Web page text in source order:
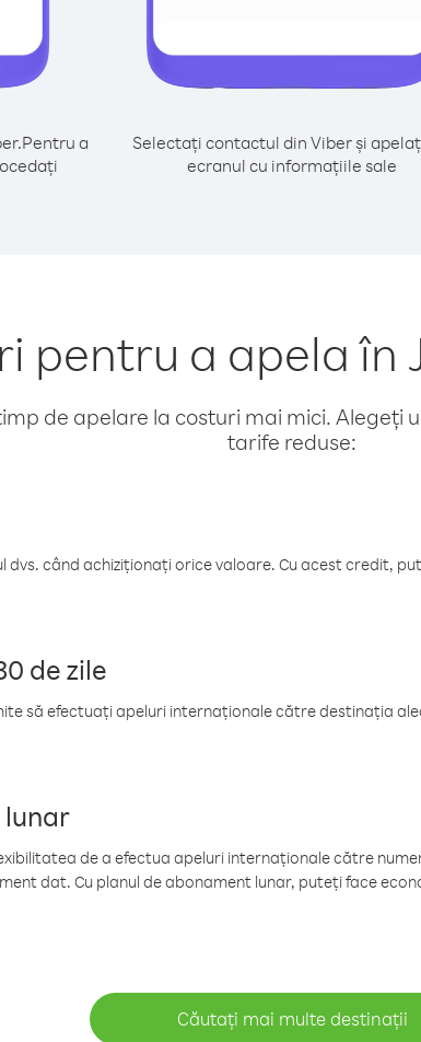
Pentru a
Selectați contactul din Viber și
ecranul cu informațiile sale
pentru a apela în
de apelare la costuri mai mici. Alegeți
tarife reduse:
dvs. când achiziționați orice valoare. Cu acest credit,
de zile
să efectuați apeluri internaționale către destinația
lunar
de a efectua apeluri internaționale către
dat. Cu planul de abonament lunar, puteți face
Căutați mai multe destinații